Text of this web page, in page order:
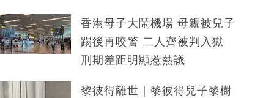
香港母子大鬧機場 母親被兒子
踢後再咬警 二人齊被判入獄
刑期差距明顯惹熱議
黎彼得離世｜黎彼得兒子黎樹